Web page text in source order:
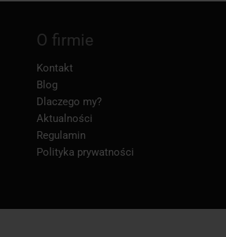
O firmie
Kontakt
Blog
Dlaczego my?
Aktualności
Regulamin
Polityka prywatności